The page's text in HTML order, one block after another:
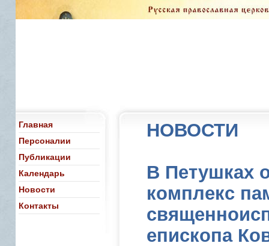
Главная
Персоналии
Публикации
Календарь
Новости
Контакты
НОВОСТИ
В Петушках
комплекс
епископа